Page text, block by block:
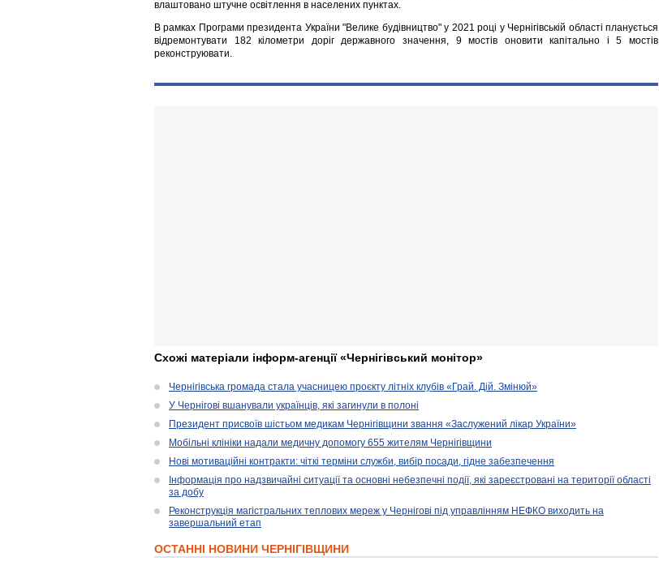
влаштовано штучне освітлення в населених пунктах.
В рамках Програми президента України "Велике будівництво" у 2021 році у Чернігівській області планується
відремонтувати 182 кілометри доріг державного значення, 9 мостів оновити капітально і 5 мостів
реконструювати.
Схожі матеріали інформ-агенції «Чернігівський монітор»
Чернігівська громада стала учасницею проєкту літніх клубів «Грай. Дій. Змінюй»
У Чернігові вшанували українців, які загинули в полоні
Президент присвоїв шістьом медикам Чернігівщини звання «Заслужений лікар України»
Мобільні клініки надали медичну допомогу 655 жителям Чернігівщини
Нові мотиваційні контракти: чіткі терміни служби, вибір посади, гідне забезпечення
Інформація про надзвичайні ситуації та основні небезпечні події, які зареєстровані на території області
за добу
Реконструкція магістральних теплових мереж у Чернігові під управлінням НЕФКО виходить на
завершальний етап
ОСТАННІ НОВИНИ ЧЕРНІГІВЩИНИ